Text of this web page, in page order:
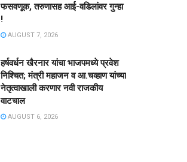
फसवणूक, तरुणासह आई-वडिलांवर गुन्हा
!
AUGUST 7, 2026
हर्षवर्धन खैरनार यांचा भाजपमध्ये प्रवेश
निश्चित; मंत्री महाजन व आ.चव्हाण यांच्या
नेतृत्वाखाली करणार नवी राजकीय
वाटचाल
AUGUST 6, 2026